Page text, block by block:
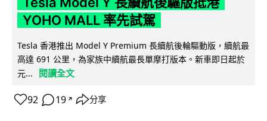
YOHO MALL 率先試駕
Tesla 香港推出 Model Y Premium 長續航後輪驅動版，續航最
高達 691 公里，為家族中續航最長單摩打版本。新車即日起於
元...
閱讀全文
92 19 ↗ 分享